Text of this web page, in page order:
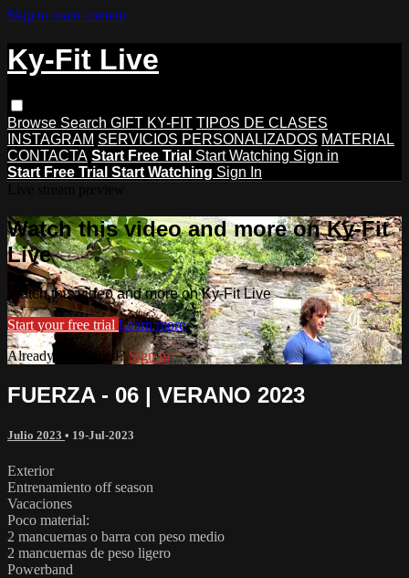
Skip to main content
Ky-Fit Live
Browse Search GIFT KY-FIT TIPOS DE CLASES
INSTAGRAM SERVICIOS PERSONALIZADOS MATERIAL
CONTACTA Start Free Trial Start Watching Sign in
Start Free Trial Start Watching Sign In
Watch this video and more on Ky-Fit
Live
Watch this video and more on Ky-Fit Live
Start your free trial Learn more
Already subscribed? Sign in
FUERZA - 06 | VERANO 2023
Julio 2023 • 19-Jul-2023
Exterior
Entrenamiento off season
Vacaciones
Poco material:
2 mancuernas o barra con peso medio
2 mancuernas de peso ligero
Powerband